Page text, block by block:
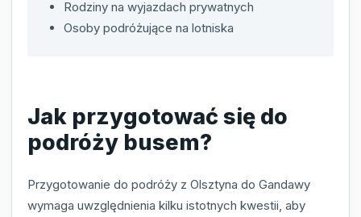
Rodziny na wyjazdach prywatnych
Osoby podróżujące na lotniska
Jak przygotować się do
podróży busem?
Przygotowanie do podróży z Olsztyna do Gandawy
wymaga uwzględnienia kilku istotnych kwestii, aby